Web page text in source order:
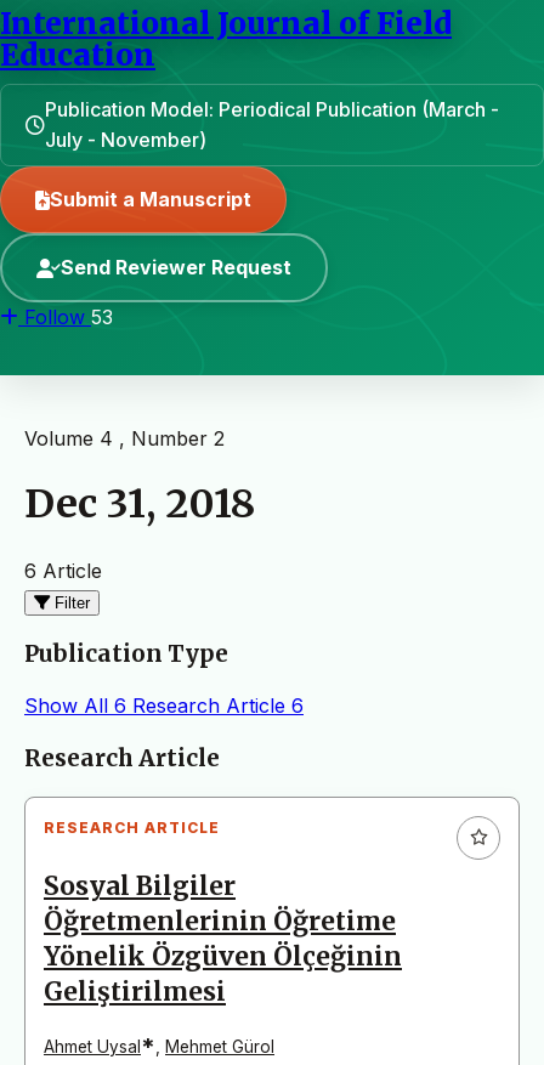
International Journal of Field
Education
Publication Model: Periodical Publication (March -
July - November)
Submit a Manuscript
Send Reviewer Request
Follow 53
Volume 4 , Number 2
Dec 31, 2018
6 Article
Filter
Publication Type
Show All 6 Research Article 6
Articles
Research Article
RESEARCH ARTICLE
Sosyal Bilgiler
Öğretmenlerinin Öğretime
Yönelik Özgüven Ölçeğinin
Geliştirilmesi
Ahmet Uysal * Mehmet Gürol